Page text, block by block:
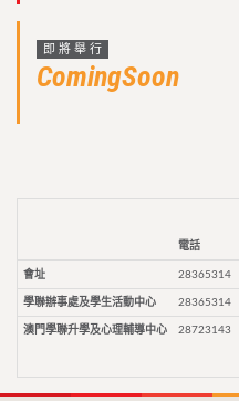
即將舉行
ComingSoon
電話
會址 28365314
學聯辦事處及學生活動中心 28365314
澳門學聯升學及心理輔導中心 28723143